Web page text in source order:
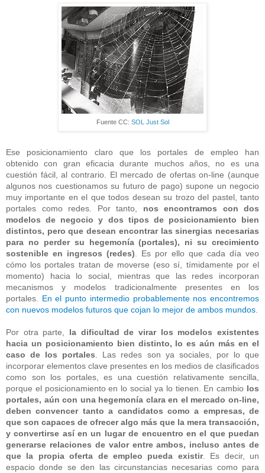
Fuente CC: SOL Just Sol
Ese posicionamiento claro que los portales de empleo han
obtenido con gran eficacia durante muchos años, no es una
cuestión fácil, al contrario. El mercado de ofertas on-line (aunque
algunos nos cuestionamos su futuro de pago) supone un negocio
muy importante en el que todos desean su trozo del pastel, tanto
portales como redes. Por tanto, nos encontramos con dos
modelos de negocio y dos tipos de posicionamiento bien
distintos, pero que desean encontrar las sinergias necesarias
para no perder su hegemonía (portales), ni su crecimiento
sostenible en ingresos (redes). Es por ello que cada día veo
cómo los portales tratan de moverse (eso sí, tímidamente por el
momento) hacia lo social, mientras que las redes incorporan
mecanismos y modelos tradicionalmente presentes en los
portales. En el punto intermedio probablemente nos encontremos
con nuevos modelos futuros que cojan lo mejor de ambos mundos.
Por otra parte, la dificultad de virar los modelos existentes
hacia un posicionamiento bien distinto, lo es aún más en el
caso de los portales. Las redes son ya sociales, por lo que
incorporar elementos clave presentes en los medios de clasificados
como son los portales, es una cuestión relativamente sencilla,
porque el posicionamiento en lo social ya lo tienen. En cambio los
portales, aún con una hegemonía clara en el mercado on-line,
deben convencer tanto a candidatos como a empresas, de
que son capaces de ofrecer algo más que la mera transacción,
y convertirse así en un lugar de encuentro en el que puedan
generarse relaciones de valor entre ambos, incluso antes de
que la propia oferta de empleo pueda existir. Es decir, un
espacio donde se den las circunstancias necesarias como para